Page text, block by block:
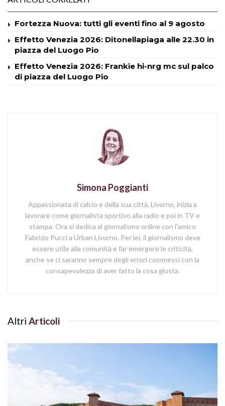
Fortezza Nuova: tutti gli eventi fino al 9 agosto
Effetto Venezia 2026: Ditonellapiaga alle 22.30 in
piazza del Luogo Pio
Effetto Venezia 2026: Frankie hi-nrg mc sul palco
di piazza del Luogo Pio
Simona Poggianti
Appassionata di calcio e della sua città, Livorno, inizia a
lavorare come giornalista sportivo alla radio e poi in TV e
stampa. Ora si dedica al giornalismo online con l'amico
Fabrizio Pucci a Urban Livorno. Per lei, il giornalismo deve
essere utile alla comunità e far emergere le criticità,
anche se ci saranno sempre degli errori commessi con la
consapevolezza di aver fatto la cosa giusta.
Altri Articoli